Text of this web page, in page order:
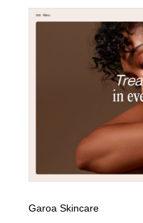
Garoa Skincare